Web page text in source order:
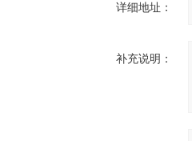
详细地址：
补充说明：